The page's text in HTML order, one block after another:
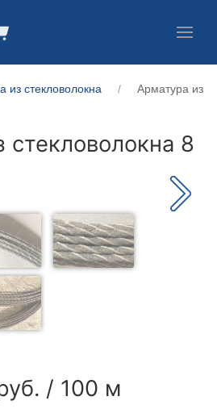
из стекловолокна
Арматура из
стекловолокна 8
/ 100 м